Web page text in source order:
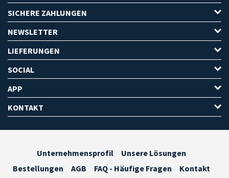
SICHERE ZAHLUNGEN
NEWSLETTER
LIEFERUNGEN
SOCIAL
APP
KONTAKT
Unternehmensprofil
Unsere Lösungen
Bestellungen
AGB FAQ - Häufige Fragen
Kontakt